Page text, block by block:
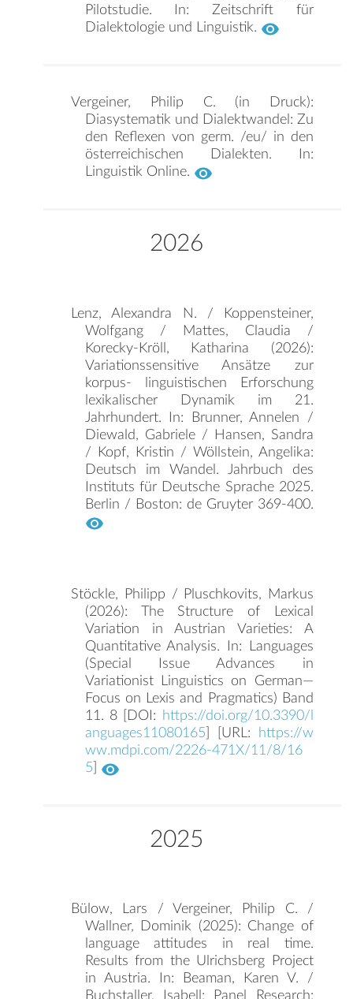
Vergeiner, Philip C. (in Druck):
Diasystematik und Dialektwandel: Zu
den Reflexen von germ. /eu/ in den
österreichischen Dialekten. In:
Linguistik Online.
Pilotstudie. In: Zeitschrift für
Dialektologie und Linguistik.
2026
Stöckle, Philipp / Pluschkovits, Markus
(2026): The Structure of Lexical
Variation in Austrian Varieties: A
Quantitative Analysis. In: Languages
(Special Issue Advances in
Variationist Linguistics on German—
Focus on Lexis and Pragmatics) Band
11. 8 [DOI:
https://doi.org/10.3390/l
anguages11080165 ] [URL:
https://w
ww.mdpi.com/2226-471X/11/8/16
5
Lenz, Alexandra N. / Koppensteiner,
Wolfgang / Mattes, Claudia /
Korecky-Kröll, Katharina (2026):
Variationssensitive Ansätze zur
korpus- linguistischen Erforschung
lexikalischer Dynamik im 21.
Jahrhundert. In: Brunner, Annelen /
Diewald, Gabriele / Hansen, Sandra
/ Kopf, Kristin / Wöllstein, Angelika:
Deutsch im Wandel. Jahrbuch des
Instituts für Deutsche Sprache 2025.
Berlin / Boston: de Gruyter 369-400.
2025
Bülow, Lars / Vergeiner, Philip C. /
Wallner, Dominik (2025): Change of
language attitudes in real time.
Results from the Ulrichsberg Project
in Austria. In: Beaman, Karen V. /
Buchstaller, Isabell: Panel Research: